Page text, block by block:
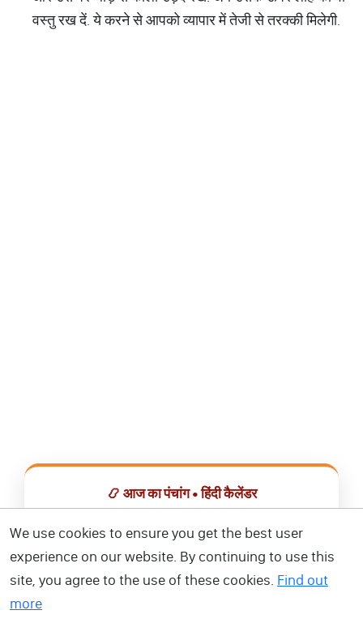
वस्तु रख दें. ये करने से आपको व्यापार में तेजी से तरक्की मिलेगी.
📿 आज का पंचांग • हिंदी कैलेंडर
📅 हिंदी कैलेंडर ऐप डाउनलोड करें
We use cookies to ensure you get the best user
experience on our website. By continuing to use this
site, you agree to the use of these cookies. Find out
more